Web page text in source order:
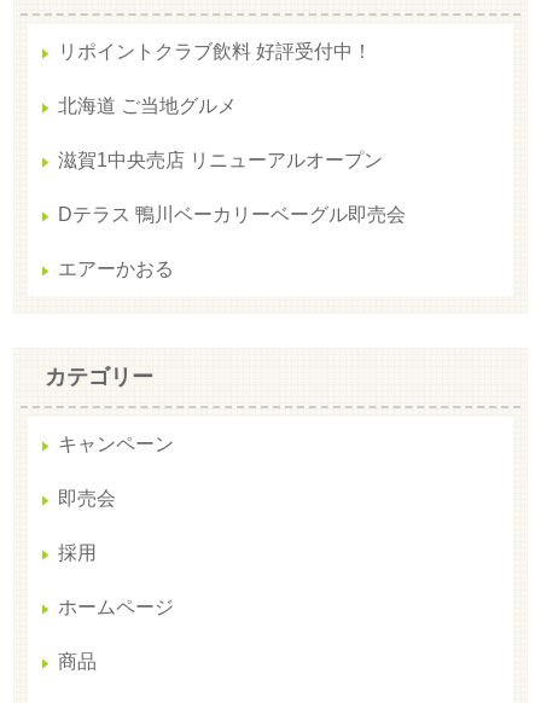
リポイントクラブ飲料 好評受付中！
北海道 ご当地グルメ
滋賀1中央売店 リニューアルオープン
Dテラス 鴨川ベーカリーベーグル即売会
エアーかおる
カテゴリー
キャンペーン
即売会
採用
ホームページ
商品